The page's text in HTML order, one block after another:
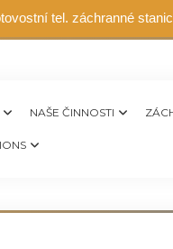
tel. záchranné
NAŠE ČINNOSTI